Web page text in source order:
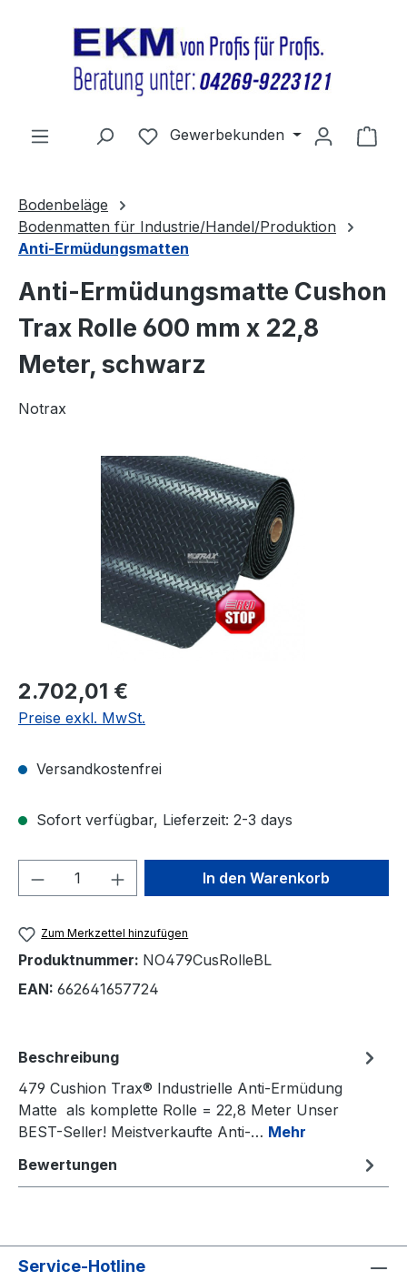
Du hast 0 Produkte auf dem
Gewerbekunden
Bodenbeläge
Bodenmatten für Industrie/Handel/Produktion
Anti-Ermüdungsmatten
Anti-Ermüdungsmatte Cushon
Trax Rolle 600 mm x 22,8
Meter, schwarz
Notrax
Bildergalerie überspringen
Regulärer Preis:
2.702,01 €
Preise exkl. MwSt.
Versandkostenfrei
Sofort verfügbar, Lieferzeit: 2-3 days
Produkt Anzahl: Gib denIn den Warenkorb
Zum Merkzettel hinzufügen
Produktnummer: NO479CusRolleBL
EAN: 662641657724
Beschreibung
479 Cushion Trax® Industrielle Anti-Ermüdung
Matte als komplette Rolle = 22,8 Meter Unser
BEST-Seller! Meistverkaufte Anti-… Mehr
Bewertungen
Service-Hotline